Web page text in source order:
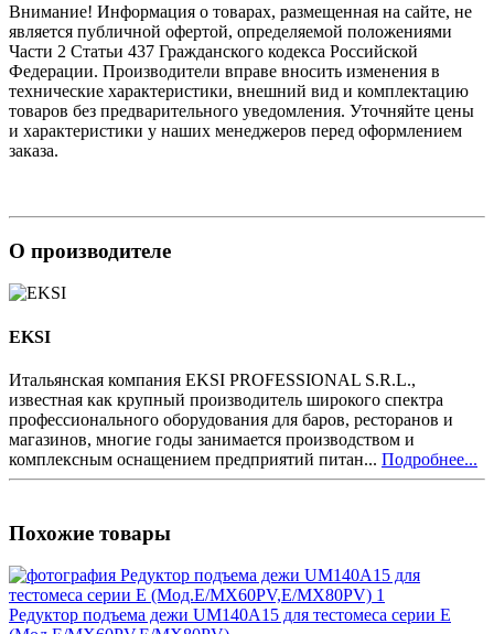
Внимание! Информация о товарах, размещенная на сайте, не
является публичной офертой, определяемой положениями
Части 2 Статьи 437 Гражданского кодекса Российской
Федерации. Производители вправе вносить изменения в
технические характеристики, внешний вид и комплектацию
товаров без предварительного уведомления. Уточняйте цены
и характеристики у наших менеджеров перед оформлением
заказа.
О производителе
EKSI
Итальянская компания EKSI PROFESSIONAL S.R.L.,
известная как крупный производитель широкого спектра
профессионального оборудования для баров, ресторанов и
магазинов, многие годы занимается производством и
комплексным оснащением предприятий питан... Подробнее...
Похожие товары
Редуктор подъема дежи UM140A15 для тестомеса серии Е